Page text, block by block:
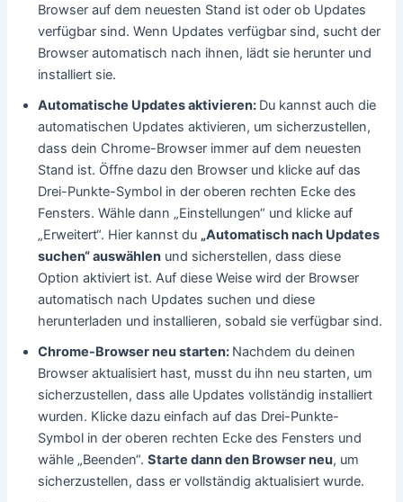
Browser auf dem neuesten Stand ist oder ob Updates
verfügbar sind. Wenn Updates verfügbar sind, sucht der
Browser automatisch nach ihnen, lädt sie herunter und
installiert sie.
Automatische Updates aktivieren: Du kannst auch die
automatischen Updates aktivieren, um sicherzustellen,
dass dein Chrome-Browser immer auf dem neuesten
Stand ist. Öffne dazu den Browser und klicke auf das
Drei-Punkte-Symbol in der oberen rechten Ecke des
Fensters. Wähle dann „Einstellungen“ und klicke auf
„Erweitert“. Hier kannst du „Automatisch nach Updates
suchen“ auswählen und sicherstellen, dass diese
Option aktiviert ist. Auf diese Weise wird der Browser
automatisch nach Updates suchen und diese
herunterladen und installieren, sobald sie verfügbar sind.
Chrome-Browser neu starten: Nachdem du deinen
Browser aktualisiert hast, musst du ihn neu starten, um
sicherzustellen, dass alle Updates vollständig installiert
wurden. Klicke dazu einfach auf das Drei-Punkte-
Symbol in der oberen rechten Ecke des Fensters und
wähle „Beenden“.Starte dann den Browser neu, um
sicherzustellen, dass er vollständig aktualisiert wurde.